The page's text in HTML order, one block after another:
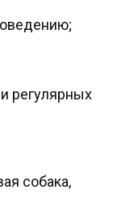
регулярных
собака,